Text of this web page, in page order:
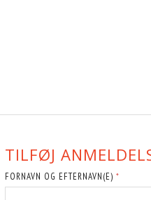
TILFØJ
FORNAVN OG EFTERNAVN(E)